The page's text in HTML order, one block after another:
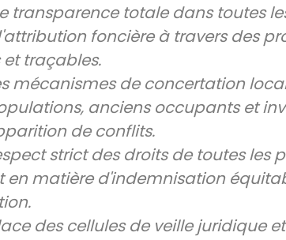
transparence totale dans toutes
foncière à travers des
traçables.
mécanismes de concertation
anciens occupants et
de conflits.
strict des droits de toutes les
matière d'indemnisation
des cellules de veille juridique